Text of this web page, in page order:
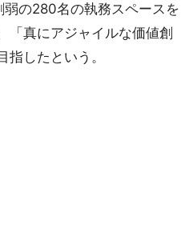
の280名の執務スペースを
「真にアジャイルな価値創
したという。